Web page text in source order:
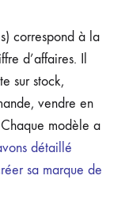
correspond à la
d’affaires. Il
sur stock,
vendre en
modèle a
détaillé
sa marque de